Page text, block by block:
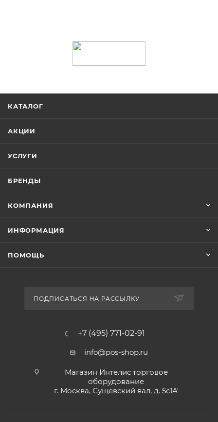
КАТАЛОГ
АКЦИИ
УСЛУГИ
БРЕНДЫ
КОМПАНИЯ
ИНФОРМАЦИЯ
ПОМОЩЬ
ПОДПИСАТЬСЯ НА РАССЫЛКУ
+7 (495) 771-02-91
info@pos-shop.ru
Магазин Интелис торговое
оборудование
г. Москва, Сущевский вал, д. 5с1А'